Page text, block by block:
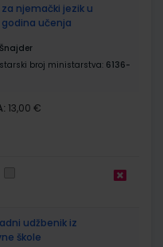
za njemački jezik u
godina učenja
broj ministarstva: 6136-
13,00 €
radni udžbenik iz
škole